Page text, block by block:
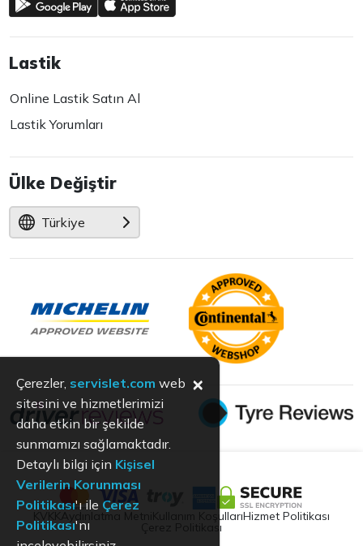
Lastik
Online Lastik Satın Al
Lastik Yorumları
Ülke Değiştir
Türkiye
Aydınlatma Metni Kullanım KoşullarıHizmet Politikası
Çerez Politikası
Çerezler, servislet.com web
sitesini ve hizmetlerimizi
daha etkin bir şekilde
sunmamızı sağlamaktadır.
Detaylı bilgi için Kişisel
Verilerin Korunması
Politikası'ı ile Çerez
Politikası'nı
×